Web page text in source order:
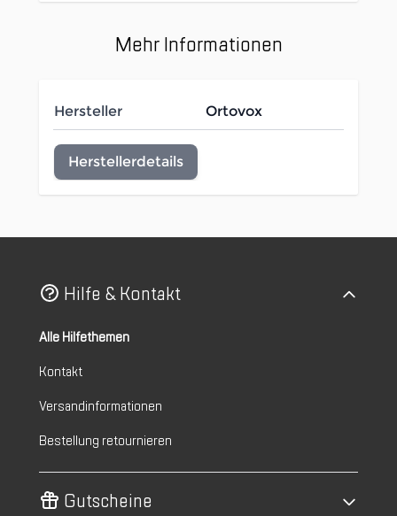
Mehr Informationen
Hersteller Ortovox
Herstellerdetails
Hilfe & Kontakt
Alle Hilfethemen
Kontakt
Versandinformationen
Bestellung retournieren
Gutscheine